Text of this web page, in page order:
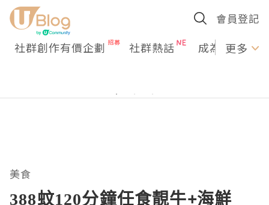
會員登記
社群創作有價企劃 社群熱話 成為U更多
美食
388蚊120分鐘任食靚牛+海鮮